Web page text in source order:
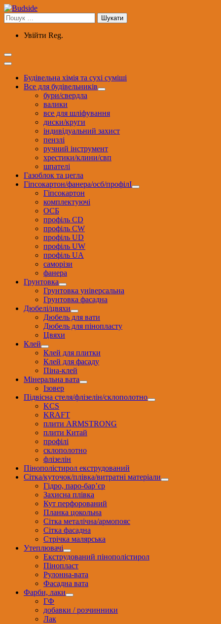
Перейти
до
вмісту
Пошук:
Увійти Reg.
Будівельна хімія та сухі суміші
Все для будівельників
бури/свердла
валики
все для шліфування
диски/круги
індивідуальний захист
пензлі
ручний інструмент
хрестики/клини/свп
шпателі
Газоблок та цегла
Гіпсокартон/фанера/осб/профілІ
Гіпсокартон
комплектуючі
ОСБ
профіль CD
профіль CW
профіль UD
профіль UW
профіль UА
саморізи
фанера
Грунтовка
Грунтовка універсальна
Грунтовка фасадна
Дюбелі/цвяхи
Дюбель для вати
Дюбель для пінопласту
Цвяхи
Клей
Клей для плитки
Клей для фасаду
Піна-клей
Мінеральна вата
Ізовер
Підвісна стеля/флізелін/склополотно
KCS
KRAFT
плити ARMSTRONG
плити Китай
профілі
склополотно
флізелін
Пінополістирол екструдований
Сітка/куточок/плівка/витратні матеріали
Гідро, паро-бар’єр
Захисна плівка
Кут перфорований
Планка цокольна
Сітка металічна/армопояс
Сітка фасадна
Стрічка малярська
Утеплювачі
Екструдований пінополістирол
Пінопласт
Рулонна-вата
Фасадна вата
Фарби, лаки
ГФ
добавки / розчинники
Лак